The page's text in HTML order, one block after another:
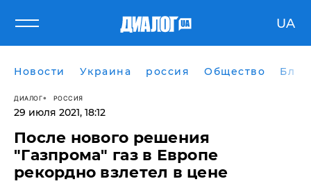
UA
Новости Украина россия Общество
ДИАЛОГ РОССИЯ
29 июля 2021, 18:12
После нового решения
"Газпрома" газ в Европе
рекордно взлетел в цене